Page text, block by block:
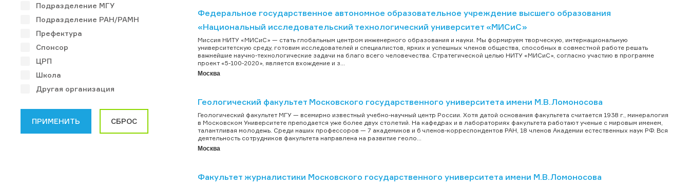
Подразделение МГУ
Подразделение РАН/РАМН
Префектура
Спонсор
ЦРП
Школа
Другая организация
Федеральное государственное автономное образовательное учреждение высшего образования
«Национальный исследовательский технологический университет «МИСиС»
Миссия НИТУ «МИСиС» — стать глобальным центром инженерного образования и науки. Мы формируем творческую, интернациональную
университетскую среду, готовим исследователей и специалистов, ярких и успешных членов общества, способных в совместной работе решать
важнейшие научно-технологические задачи на благо всего человечества. Стратегической целью НИТУ «МИСиС», согласно участию в программе
проект «5-100-2020», является вхождение и з...
Москва
Геологический факультет Московского государственного университета имени М.В.Ломоносова
Геологический факультет МГУ — всемирно известный учебно-научный центр России. Хотя датой основания факультета считается 1938 г., минералогия
в Московском Университете преподается уже более двух столетий. На кафедрах и в лабораториях факультета работают ученые с мировым именем,
талантливая молодежь. Среди наших профессоров — 7 академиков и 6 членов-корреспондентов РАН, 18 членов Академии естественных наук РФ. Вся
деятельность сотрудников факультета направлена на развитие геоло...
Москва
Факультет журналистики Московского государственного университета имени М.В.Ломоносова